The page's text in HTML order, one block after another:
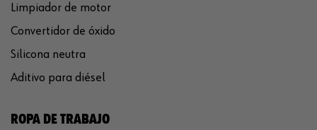
Limpiador de motor
Convertidor de óxido
Silicona neutra
Aditivo para diésel
ROPA DE TRABAJO